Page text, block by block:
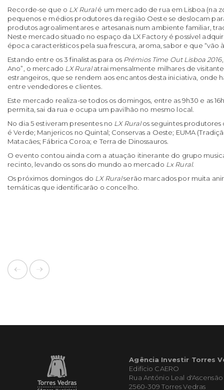
Recorde-se que o LX Ruralé um mercado de rua em Lisboa (na
pequenos e médios produtores da região Oeste se deslocam
produtos agroalimentares e artesanais num ambiente familiar,
Neste mercado situado no espaço da LX Factory é possível
época característicos pela sua frescura, aroma, sabor e que “vão
Estando entre os 3 finalistas para os Prémios Time Out Lisboa 2016
Ano”, o mercado LX Ruralatrai mensalmente milhares de
estrangeiros, que se rendem aos encantos desta iniciativa, onde
entre vendedores e clientes.
Este mercado realiza-se todos os domingos, entre as 9h30 e as
permita, sai da rua e ocupa um pavilhão no mesmo local.
No dia 5 estiveram presentes no LX Ruralos seguintes
é Verde; Manjericos no Quintal; Conservas a Oeste; EUMA
Matacães; Fábrica Coroa; e Terra de Dinossauros.
O evento contou ainda com a atuação itinerante do grupo
recinto, levando os sons do mundo ao mercado Lx Rural.
Os próximos domingos do LX Ruralserão marcados por muita
temáticas que identificarão o concelho.
Agência Investir Torres
Edifício CAERO
Rua António Leal d'Ascensão
2560-309 Torres Vedras